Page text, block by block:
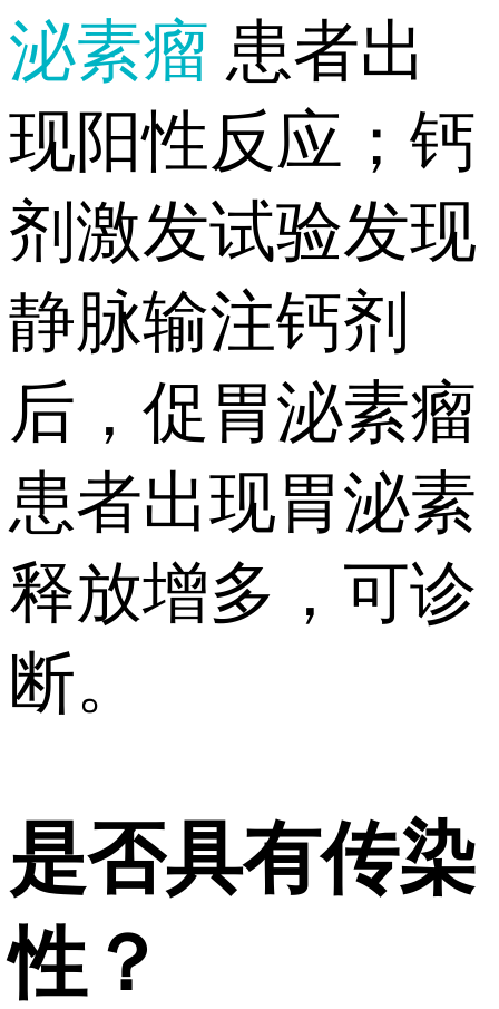
泌素瘤 患者出
现阳性反应；钙
剂激发试验发现
静脉输注钙剂
后，促胃泌素瘤
患者出现胃泌素
释放增多，可诊
断。
是否具有传染
性？